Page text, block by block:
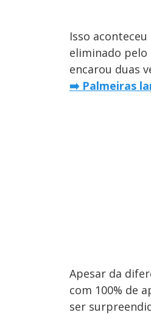
Isso
eliminado pelo
encarou duas
➡️ Palmeiras
Apesar da
com 100% de
ser